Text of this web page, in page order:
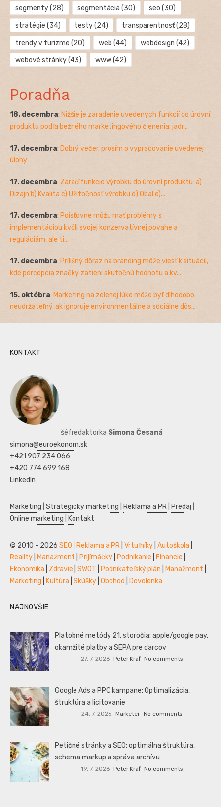
segmenty(28) segmentácia (30) seo (30)
stratégie (34) testy(24) transparentnosť(28)
trendy v turizme (20) web (44) webdesign (42)
webové stránky(43) www(42)
Poradňa
18. decembra: Nižšie je zaradenie uvedených funkcií do úrovní
produktu podľa bežného marketingového členenia: jadr...
17. decembra: Dobrý večer, prosím o vypracovanie uvedenej
úlohy
17. decembra: Zaraď funkcie výrobku do úrovní produktu: a)
Dizajn b) Kvalita c) Užitočnosť výrobku d) Obal e)...
17. decembra: Poisťovne môžu mať problémy s
implementáciou kvôli svojej konzervatívnej povahe a
reguláciám, ale ti...
17. decembra: Prílišný dôraz na branding môže viesť k situácii,
kde percepcia značky zatieni skutočnú hodnotu a kv...
15. októbra: Marketing na zelenej lúke môže byť dlhodobo
neudržateľný, ak ignoruje environmentálne a sociálne dôs...
KONTAKT
šéfredaktorka Simona Česaná
simona@euroekonom.sk
+421 907 234 066
+420 774 699 168
LinkedIn
Marketing Strategický marketing Reklama a PR Predaj
Online marketing
Kontakt
© 2010 - 2026 SEO Reklama a PR Vrtuľníky Autoškola
Reality
Manažment Prijímáčky Podnikanie Financie
Ekonomika
Zdravie SWOT Podnikateľský plán Manažment
Marketing
Kultúra Skúšky Obchod Dovolenka
NAJNOVŠIE
Platobné metódy 21. storočia: apple/google pay,
okamžité platby a SEPA pre darcov
27. 7. 2026 Peter Kráľ No comments
Google Ads a PPC kampane: Optimalizácia,
štruktúra a licitovanie
24. 7. 2026 Marketer No comments
Petičné stránky a SEO: optimálna štruktúra,
schema markup a správa archívu
19. 7. 2026 Peter Kráľ No comments